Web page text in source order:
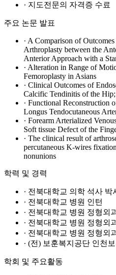
· 지도전문의 자격증 수료
주요 논문 발표
· A Comparison of
Arthroplasty between the
Anterior Approach with a
· Alteration in Range of
Femoroplasty in Asians
· Clinical Outcomes of
Calcific Tendinitis of the
· Functional Reconstruction
Longus Tendocutaneous
· Forearm Arterialized
Soft tissue Defect of the
· The clinical result of
percutaneous K-wires
nonunions
학력 및 경력
· 전북대학교 의학 석사 박
· 전북대학교 병원 인턴
· 전북대학교 병원 정형외
· 전북대학교 병원 정형외
· 전북대학교 병원 정형외
· (전) 보훈복지공단 인천
학회 및 주요활동